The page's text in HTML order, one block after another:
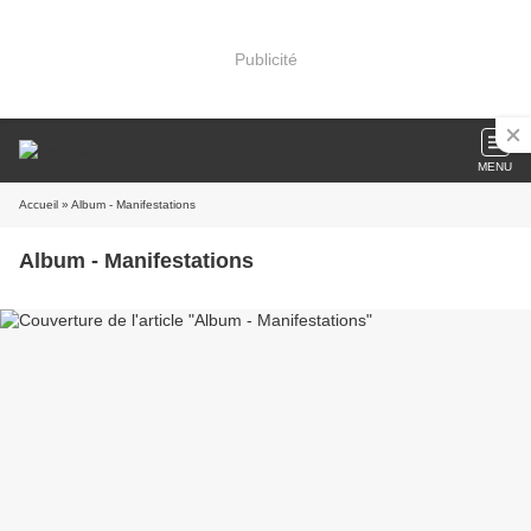
Publicité
MENU
Accueil » Album - Manifestations
Album - Manifestations